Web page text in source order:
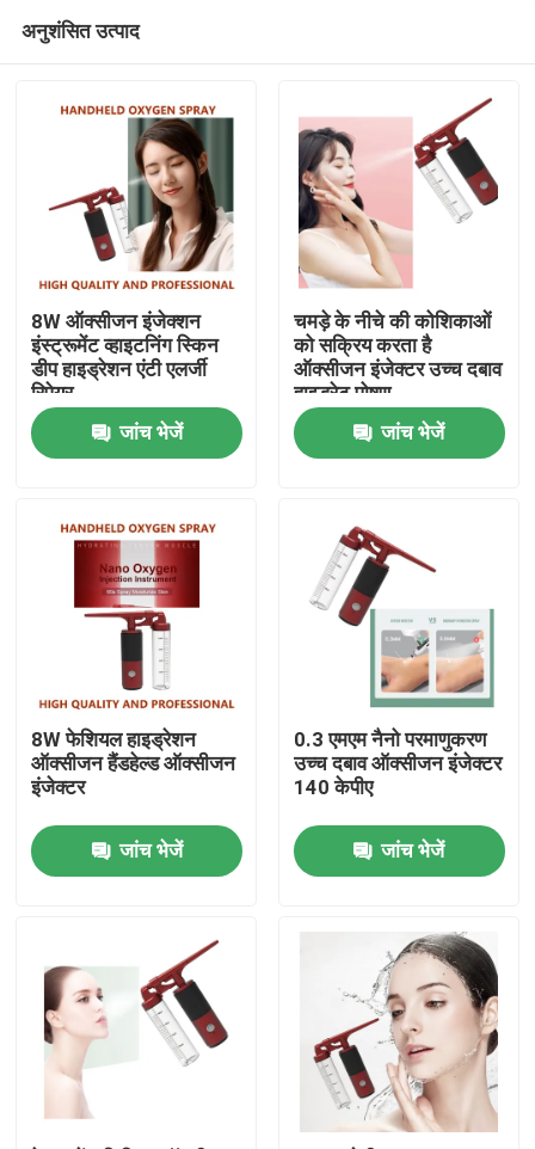
होम
हमारे बारे में
संपर्क
होम बॉडी मसाजर
बैक मसाजर पैड
डीप क्लींजिंग फेशियल मशीन
हाथ में ऑक्सीजन इंजेक्टर
अनुशंसित उत्पाद
8W ऑक्सीजन इंजेक्शन
इंस्ट्रूमेंट व्हाइटनिंग स्किन
डीप हाइड्रेशन एंटी एलर्जी
रिपेयर
जांच भेजें
चमड़े के नीचे की कोशिकाओं
को सक्रिय करता है
ऑक्सीजन इंजेक्टर उच्च दबाव
हाइड्रेट पोषण
जांच भेजें
8W फेशियल हाइड्रेशन
ऑक्सीजन हैंडहेल्ड ऑक्सीजन
इंजेक्टर
जांच भेजें
0.3 एमएम नैनो परमाणुकरण
उच्च दबाव ऑक्सीजन इंजेक्टर
140 केपीए
जांच भेजें